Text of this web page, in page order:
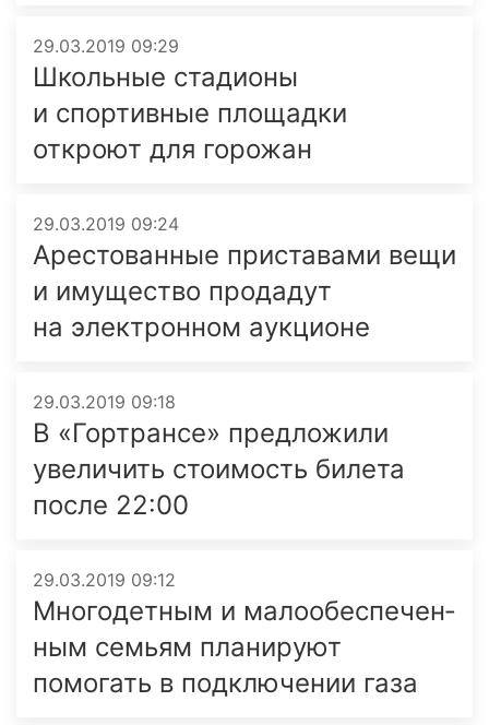
29.03.2019 09:29
Школьные стадионы
и спортивные площадки
откроют для горожан
29.03.2019 09:24
Арестованные приставами вещи
и имущество продадут
на электрон­ном аукционе
29.03.2019 09:18
В «Гортрансе» предложили
увеличить стоимость билета
после 22:00
29.03.2019 09:12
Многодетным и мало­обеспе­чен­
ным семьям планируют
помогать в подключении газа